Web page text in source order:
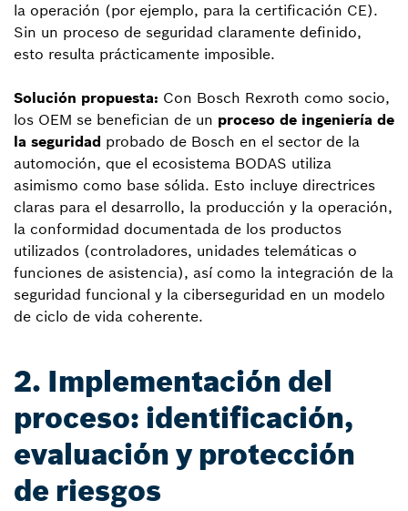
la operación (por ejemplo, para la certificación CE).
Sin un proceso de seguridad claramente definido,
esto resulta prácticamente imposible.
Solución propuesta: Con Bosch Rexroth como socio,
los OEM se benefician de un proceso de ingeniería de
la seguridad probado de Bosch en el sector de la
automoción, que el ecosistema BODAS utiliza
asimismo como base sólida. Esto incluye directrices
claras para el desarrollo, la producción y la operación,
la conformidad documentada de los productos
utilizados (controladores, unidades telemáticas o
funciones de asistencia), así como la integración de la
seguridad funcional y la ciberseguridad en un modelo
de ciclo de vida coherente.
2. Implementación del
proceso: identificación,
evaluación y protección
de riesgos